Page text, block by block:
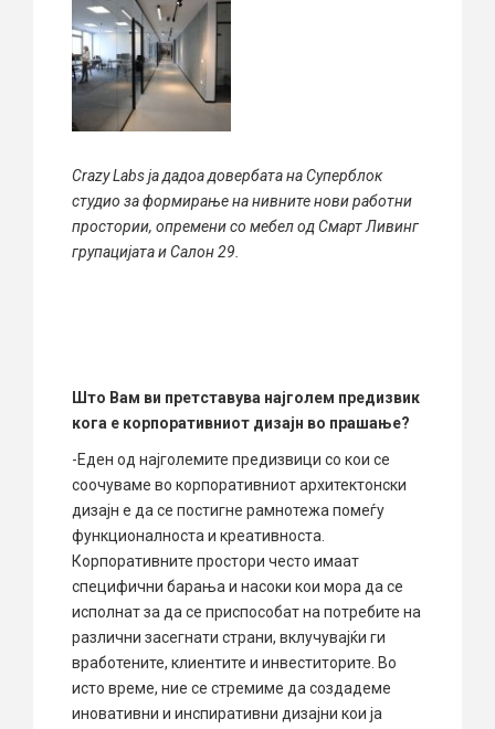
Crazy Labs ја дадоа довербата на Суперблок
студио за формирање на нивните нови работни
простории, опремени со мебел од Смарт Ливинг
групацијата и Салон 29.
Што Вам ви претставува најголем предизвик
кога е корпоративниот дизајн во прашање?
-Еден од најголемите предизвици со кои се
соочуваме во корпоративниот архитектонски
дизајн е да се постигне рамнотежа помеѓу
функционалноста и креативноста.
Корпоративните простори често имаат
специфични барања и насоки кои мора да се
исполнат за да се приспособат на потребите на
различни засегнати страни, вклучувајќи ги
вработените, клиентите и инвеститорите. Во
исто време, ние се стремиме да создадеме
иновативни и инспиративни дизајни кои ја